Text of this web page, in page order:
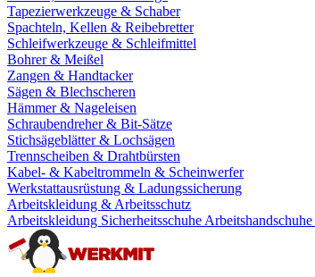
Tapezierwerkzeuge & Schaber
Spachteln, Kellen & Reibebretter
Schleifwerkzeuge & Schleifmittel
Bohrer & Meißel
Zangen & Handtacker
Sägen & Blechscheren
Hämmer & Nageleisen
Schraubendreher & Bit-Sätze
Stichsägeblätter & Lochsägen
Trennscheiben & Drahtbürsten
Kabel- & Kabeltrommeln & Scheinwerfer
Werkstattausrüstung & Ladungssicherung
Arbeitskleidung & Arbeitsschutz
Arbeitskleidung Sicherheitsschuhe Arbeitshandschuhe